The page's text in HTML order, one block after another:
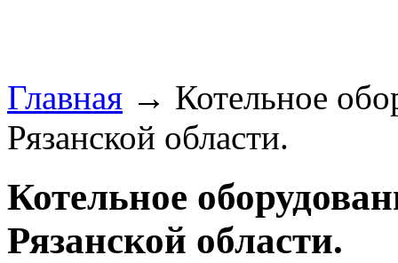
Главная → Котельное
Рязанской области.
Котельное
Рязанской области.